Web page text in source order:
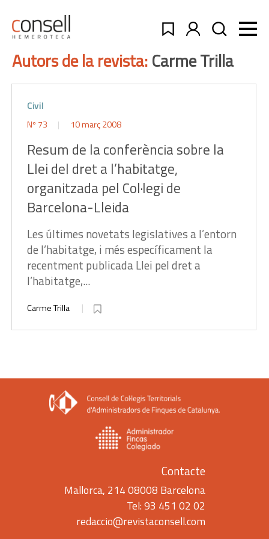
Autors de la revista:Carme Trilla
Civil
Nº 73
10 març 2008
Resum de la conferència sobre la
Llei del dret a l’habitatge,
organitzada pel Col·legi de
Barcelona-Lleida
Les últimes novetats legislatives a l’entorn
de l’habitatge, i més específicament la
recentment publicada Llei pel dret a
l’habitatge,...
Carme Trilla
Contacte
Mallorca, 214 08008 Barcelona
Tel: 93 451 02 02
redaccio@revistaconsell.com